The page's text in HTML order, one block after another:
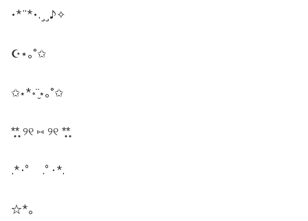
•*¨*•.¸¸♪✧
☪︎⋆｡˚✩
✩⋆*॰¨̮⋆｡˚✩
*̩̩̥*̩̩̥ ୨୧ ⑅ ୨୧ *̩̩̥*̩̩̥
.*･ﾟ .ﾟ･*.
☆*。